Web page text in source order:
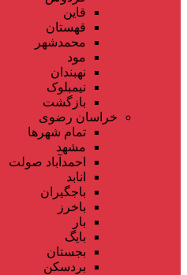
قاین
قهستان
محمدشهر
مود
نهبندان
نیمبلوک
بازگشت
خراسان رضوی
تمام شهر‌ها
مشهد
احمدآباد صولت
انابد
باجگیران
باخرز
بار
بایگ
بجستان
بردسکن